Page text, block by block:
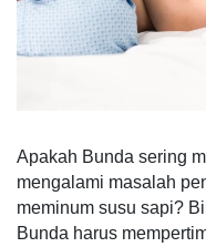
Apakah Bunda sering
mengalami masalah
meminum susu sapi?
Bunda harus